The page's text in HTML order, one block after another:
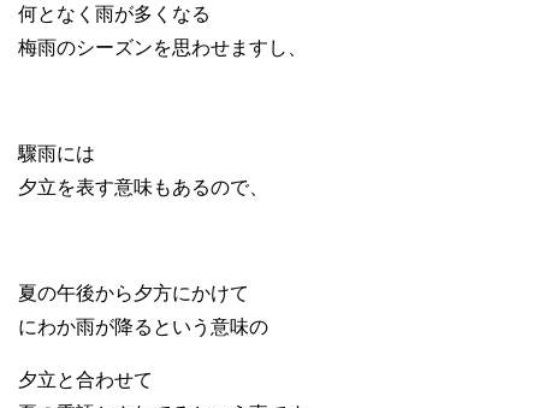
何となく雨が多くなる
梅雨のシーズンを思わせますし、
驟雨には
夕立を表す意味もあるので、
夏の午後から夕方にかけて
にわか雨が降るという意味の
夕立と合わせて